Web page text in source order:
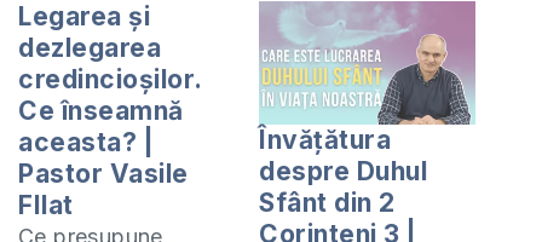
Legarea și
dezlegarea
credincioșilor.
Ce înseamnă
aceasta? |
Pastor Vasile
FIlat
Ce presupune
Învățătura
despre Duhul
Sfânt din 2
Corinteni 3 |